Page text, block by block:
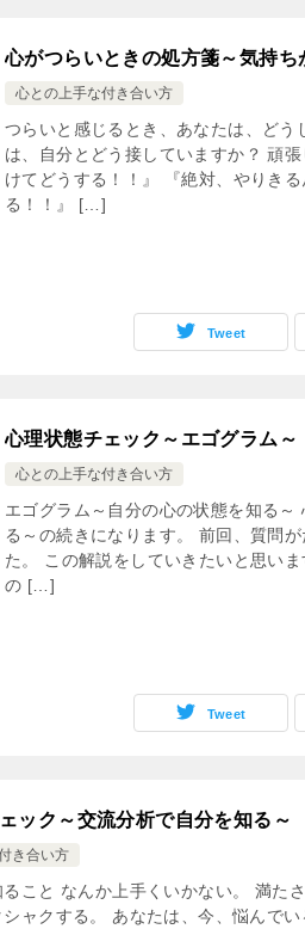
心がつらいときの処方箋～気持
心との上手な付き合い方
つらいと感じるとき、あなたは、ど
は、自分とどう接していますか？ 頑
けてどうする！！』 『絶対、やりき
る！！』 […]
Tweet
心理状態チェック～エゴグラム～
心との上手な付き合い方
エゴグラム～自分の心の状態を知る
る～の続きになります。 前回、質問
た。 この解説をしていきたいと思い
の […]
Tweet
ック～交流分析で自分を知る～
き合い方
こと なんか上手くいかない。 満た
シャクする。 あなたは、今、悩んで